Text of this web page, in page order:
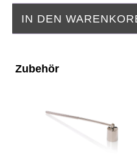
IN DEN
Zubehör